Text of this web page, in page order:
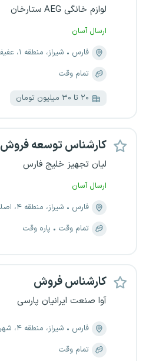
لوازم خانگی AEG ستارخان
ارسال آسان
فارس
شیراز، منطقه ۱، عفیف‌آباد
تمام وقت
۲۰ تا ۳۰ میلیون تومان
کارشناس توسعه فروش
لیان تجهیز خلیج فارس
ارسال آسان
فارس
شیراز، منطقه ۴، اصلاح‌نژاد
تمام وقت
پاره وقت
کارشناس فروش
آوا صنعت ایرانیان پارسی
فارس
شیراز، منطقه ۴، شهرک سراج
تمام وقت